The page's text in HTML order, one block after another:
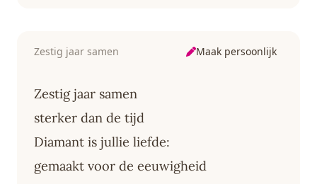
Zestig jaar samen Maak persoonlijk
Zestig jaar samen
sterker dan de tijd
Diamant is jullie liefde:
gemaakt voor de eeuwigheid